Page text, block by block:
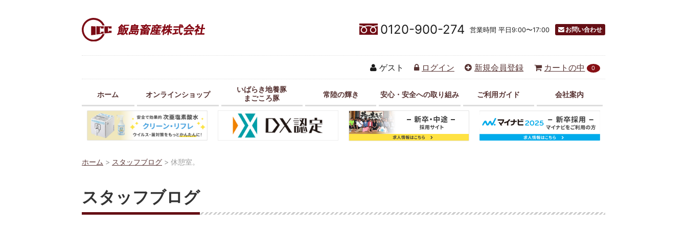
0120-900-274 営業時間 平日9:00〜17:00 お問い合わせ
ゲスト ログイン 新規会員登録 カートの中 0
ホーム オンラインショップ
いばらき地養豚
まごころ豚
常陸の輝き 安心・安全への取り組み ご利用ガイド 会社案内
ホーム > スタッフブログ > 休憩室。
スタッフブログ